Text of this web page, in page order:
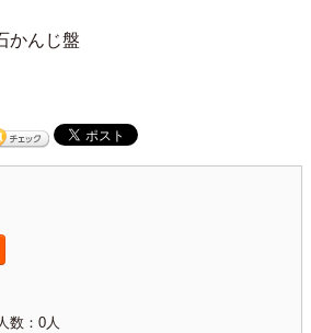
かんじ盤
数：0人